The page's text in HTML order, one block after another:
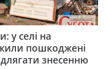
у селі на
пошкоджені
знесенню